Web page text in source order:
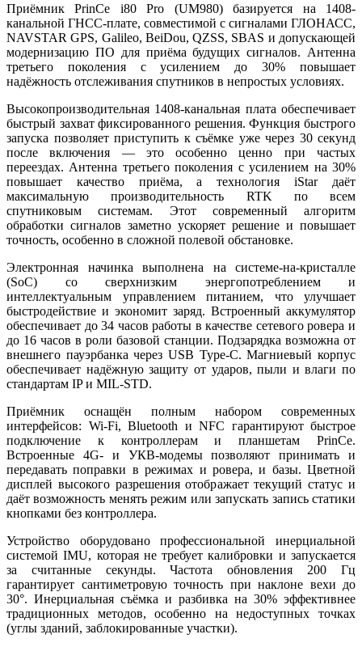
Приёмник PrinCe i80 Pro (UM980) базируется на 1408-
канальной ГНСС-плате, совместимой с сигналами ГЛОНАСС,
NAVSTAR GPS, Galileo, BeiDou, QZSS, SBAS и допускающей
модернизацию ПО для приёма будущих сигналов. Антенна
третьего поколения с усилением до 30% повышает
надёжность отслеживания спутников в непростых условиях.
Высокопроизводительная 1408-канальная плата обеспечивает
быстрый захват фиксированного решения. Функция быстрого
запуска позволяет приступить к съёмке уже через 30 секунд
после включения — это особенно ценно при частых
переездах. Антенна третьего поколения с усилением на 30%
повышает качество приёма, а технология iStar даёт
максимальную производительность RTK по всем
спутниковым системам. Этот современный алгоритм
обработки сигналов заметно ускоряет решение и повышает
точность, особенно в сложной полевой обстановке.
Электронная начинка выполнена на системе-на-кристалле
(SoC) со сверхнизким энергопотреблением и
интеллектуальным управлением питанием, что улучшает
быстродействие и экономит заряд. Встроенный аккумулятор
обеспечивает до 34 часов работы в качестве сетевого ровера и
до 16 часов в роли базовой станции. Подзарядка возможна от
внешнего пауэрбанка через USB Type-C. Магниевый корпус
обеспечивает надёжную защиту от ударов, пыли и влаги по
стандартам IP и MIL-STD.
Приёмник оснащён полным набором современных
интерфейсов: Wi-Fi, Bluetooth и NFC гарантируют быстрое
подключение к контроллерам и планшетам PrinCe.
Встроенные 4G- и УКВ-модемы позволяют принимать и
передавать поправки в режимах и ровера, и базы. Цветной
дисплей высокого разрешения отображает текущий статус и
даёт возможность менять режим или запускать запись статики
кнопками без контроллера.
Устройство оборудовано профессиональной инерциальной
системой IMU, которая не требует калибровки и запускается
за считанные секунды. Частота обновления 200 Гц
гарантирует сантиметровую точность при наклоне вехи до
30°. Инерциальная съёмка и разбивка на 30% эффективнее
традиционных методов, особенно на недоступных точках
(углы зданий, заблокированные участки).